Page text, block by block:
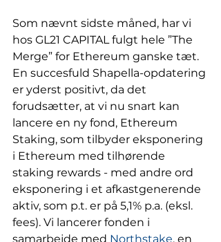
Som nævnt sidste måned, har vi
hos GL21 CAPITAL fulgt hele ”The
Merge” for Ethereum ganske tæt.
En succesfuld Shapella-opdatering
er yderst positivt, da det
forudsætter, at vi nu snart kan
lancere en ny fond, Ethereum
Staking, som tilbyder eksponering
i Ethereum med tilhørende
staking rewards - med andre ord
eksponering i et afkastgenerende
aktiv, som p.t. er på 5,1% p.a. (eksl.
fees). Vi lancerer fonden i
samarbejde med Northstake, en